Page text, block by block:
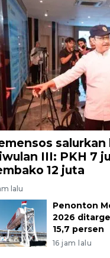
salurkan
III: PKH 7
12 juta
lalu
Penonton
2026
15,7 persen
16 jam lalu